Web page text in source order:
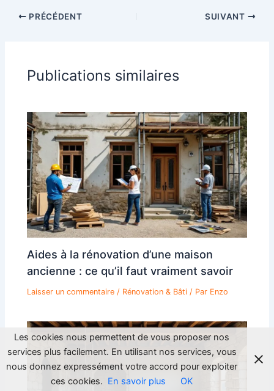
PRÉCÉDENT SUIVANT
Publications similaires
Aides à la rénovation d’une maison
ancienne : ce qu’il faut vraiment savoir
Laisser un commentaire / Rénovation & Bâti / Par Enzo
Les cookies nous permettent de vous proposer nos
services plus facilement. En utilisant nos services, vous
nous donnez expressément votre accord pour exploiter
ces cookies. En savoir plus OK